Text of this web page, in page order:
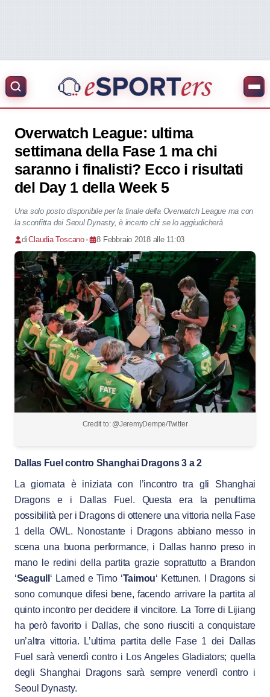
Overwatch League: ultima
settimana della Fase 1 ma chi
saranno i finalisti? Ecco i risultati
del Day 1 della Week 5
Una solo posto disponibile per la finale della Overwatch League ma con
la sconfitta dei Seoul Dynasty, è incerto chi se lo aggiudicherà
diClaudia Toscano • 8 Febbraio 2018 alle 11:03
Credit to: @JeremyDempe/Twitter
Dallas Fuel contro Shanghai Dragons 3 a 2
La giornata è iniziata con l’incontro tra gli Shanghai
Dragons e i Dallas Fuel. Questa era la penultima
possibilità per i Dragons di ottenere una vittoria nella Fase
1 della OWL. Nonostante i Dragons abbiano messo in
scena una buona performance, i Dallas hanno preso in
mano le redini della partita grazie soprattutto a Brandon
‘Seagull ‘ Larned e Timo ‘Taimou‘ Kettunen. I Dragons si
sono comunque difesi bene, facendo arrivare la partita al
quinto incontro per decidere il vincitore. La Torre di Lijiang
ha però favorito i Dallas, che sono riusciti a conquistare
un’altra vittoria. L’ultima partita delle Fase 1 dei Dallas
Fuel sarà venerdì contro i Los Angeles Gladiators; quella
degli Shanghai Dragons sarà sempre venerdì contro i
Seoul Dynasty.